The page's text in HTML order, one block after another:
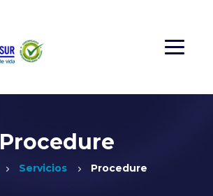
Procedure
Servicios Procedure